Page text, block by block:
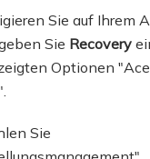
Sie auf Ihrem
Sie Recovery
Optionen
Sie